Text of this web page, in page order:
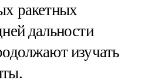
ракетных
дальности
изучать